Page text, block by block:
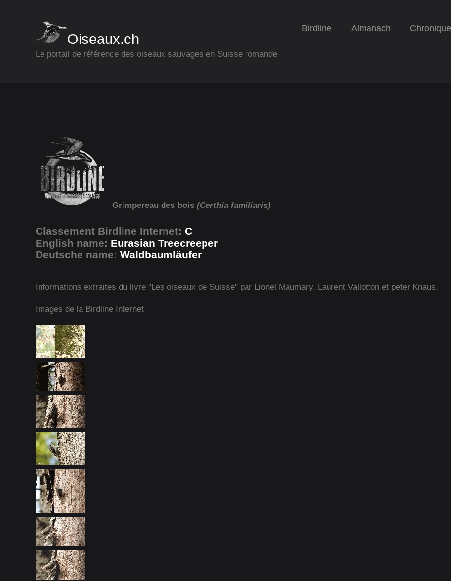
Oiseaux.ch
Le portail de référence des oiseaux sauvages en Suisse romande
Birdline Almanach Chronique
Grimpereau des bois (Certhia familiaris)
Classement Birdline Internet: C
English name: Eurasian Treecreeper
Deutsche name: Waldbaumläufer
Informations extraites du livre "Les oiseaux de Suisse" par Lionel Maumary, Laurent Vallotton et peter Knaus.
Images de la Birdline Internet